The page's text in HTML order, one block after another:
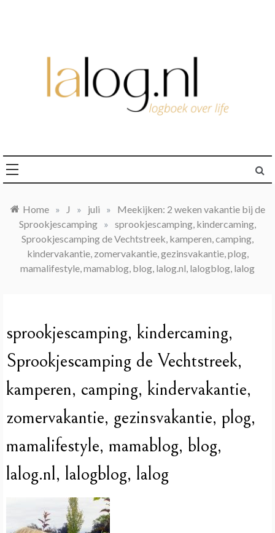
Home » J » juli »
Meekijken: 2 weken vakantie bij de
Sprookjescamping » sprookjescamping, kindercaming,
Sprookjescamping de Vechtstreek, kamperen, camping,
kindervakantie, zomervakantie, gezinsvakantie, plog,
mamalifestyle, mamablog, blog, lalog.nl, lalogblog, lalog
sprookjescamping, kindercaming,
Sprookjescamping de Vechtstreek,
kamperen, camping, kindervakantie,
zomervakantie, gezinsvakantie, plog,
mamalifestyle, mamablog, blog,
lalog.nl, lalogblog, lalog